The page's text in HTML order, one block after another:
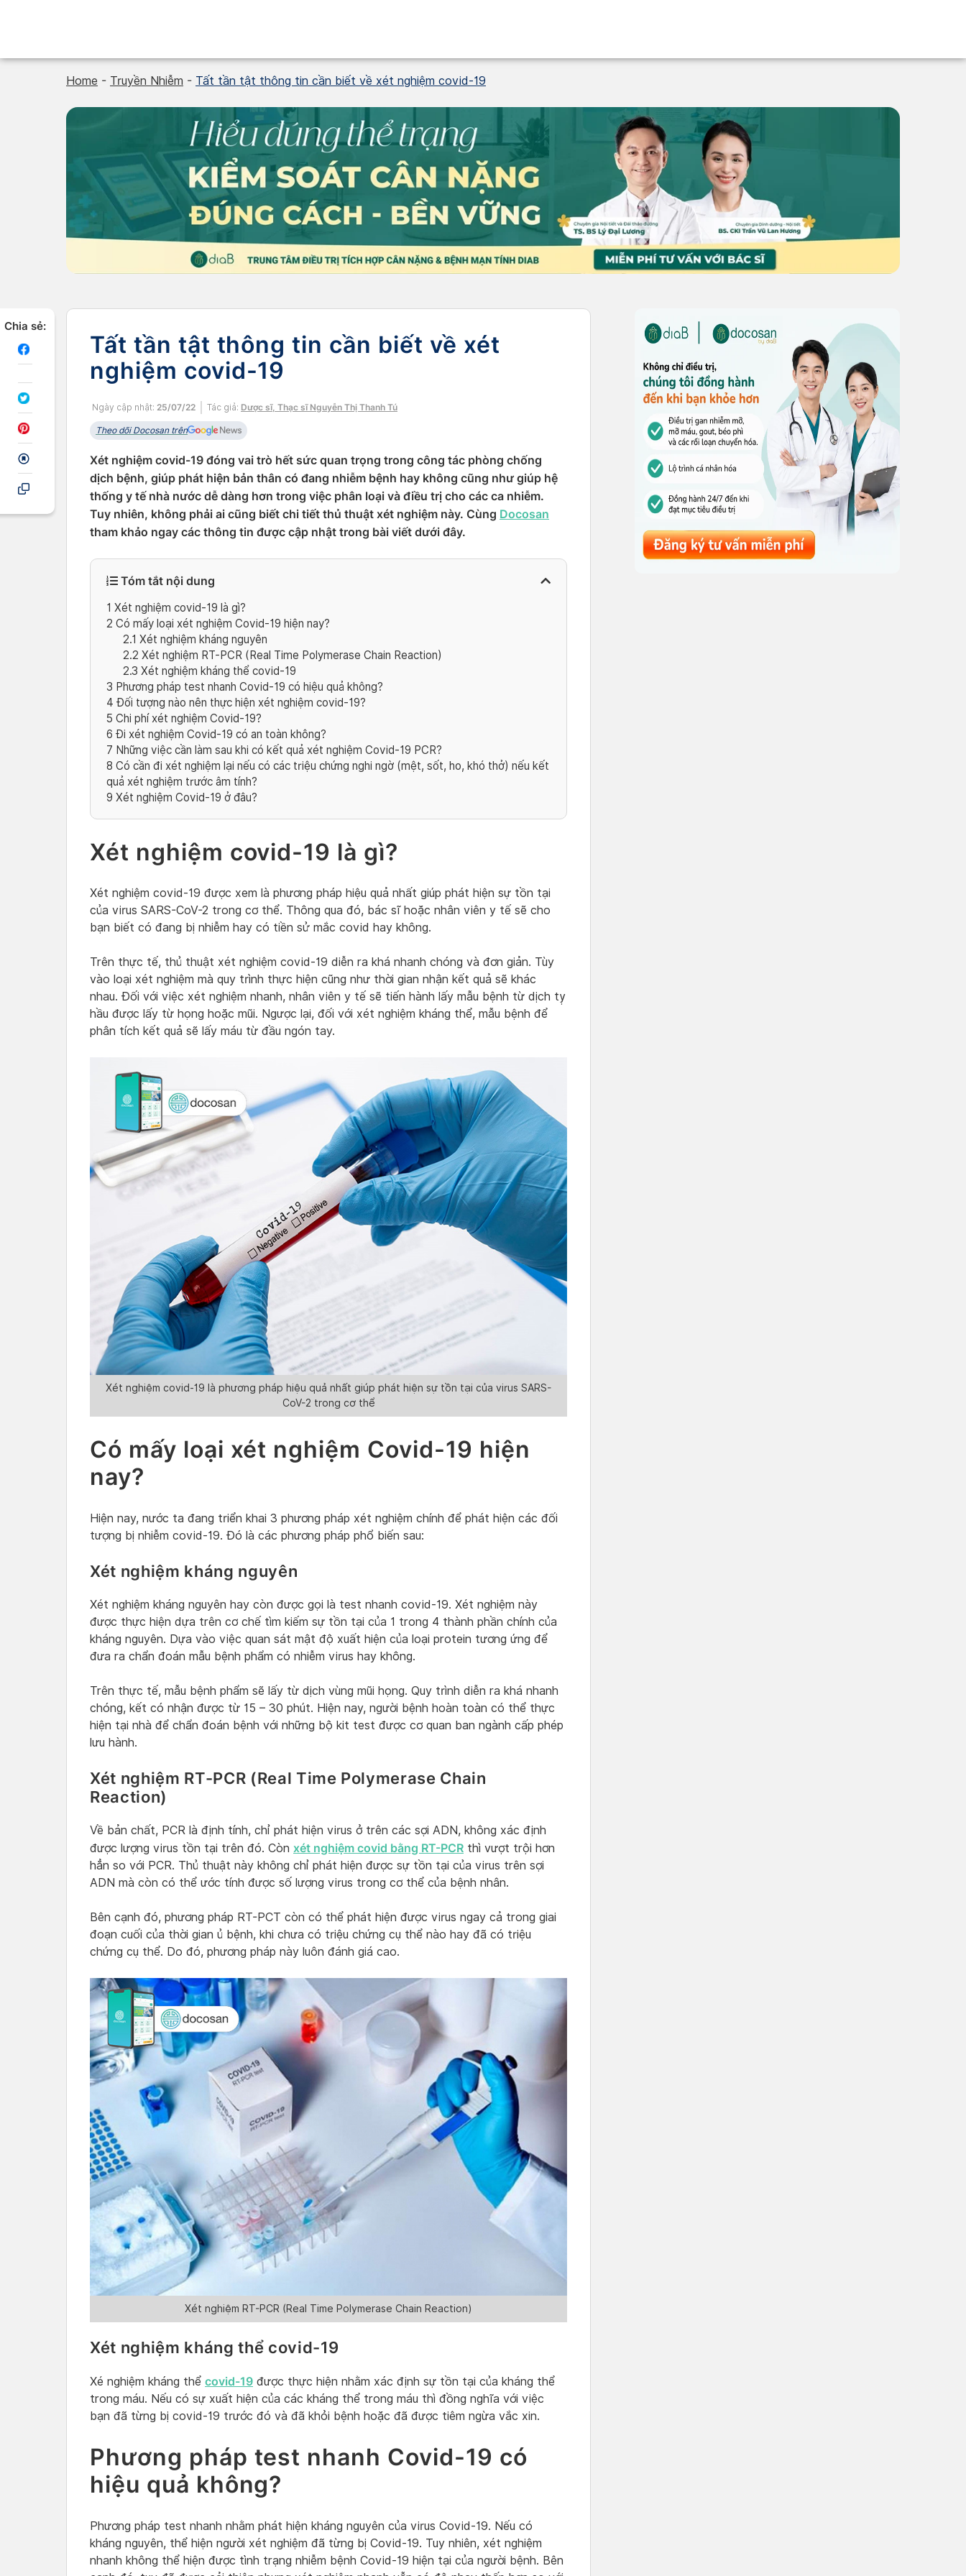
Home - Truyền Nhiễm - Tất tần tật thông tin cần biết về xét nghiệm covid-19
Chia sẻ:
Tất tần tật thông tin cần biết về xét
nghiệm covid-19
Ngày cập nhật: 25/07/22 Tác giả: Dược sĩ, Thạc sĩ Nguyễn Thị Thanh Tú
Theo dõi Docosan trên
Xét nghiệm covid-19 đóng vai trò hết sức quan trọng trong công tác phòng chống
dịch bệnh, giúp phát hiện bản thân có đang nhiễm bệnh hay không cũng như giúp hệ
thống y tế nhà nước dễ dàng hơn trong việc phân loại và điều trị cho các ca nhiễm.
Tuy nhiên, không phải ai cũng biết chi tiết thủ thuật xét nghiệm này. Cùng Docosan
tham khảo ngay các thông tin được cập nhật trong bài viết dưới đây.
Tóm tắt nội dung
1 Xét nghiệm covid-19 là gì?
2 Có mấy loại xét nghiệm Covid-19 hiện nay?
2.1 Xét nghiệm kháng nguyên
2.2 Xét nghiệm RT-PCR (Real Time Polymerase Chain Reaction)
2.3 Xét nghiệm kháng thể covid-19
3 Phương pháp test nhanh Covid-19 có hiệu quả không?
4 Đối tượng nào nên thực hiện xét nghiệm covid-19?
5 Chi phí xét nghiệm Covid-19?
6 Đi xét nghiệm Covid-19 có an toàn không?
7 Những việc cần làm sau khi có kết quả xét nghiệm Covid-19 PCR?
8 Có cần đi xét nghiệm lại nếu có các triệu chứng nghi ngờ (mệt, sốt, ho, khó thở) nếu kết
quả xét nghiệm trước âm tính?
9 Xét nghiệm Covid-19 ở đâu?
Xét nghiệm covid-19 là gì?
Xét nghiệm covid-19 được xem là phương pháp hiệu quả nhất giúp phát hiện sự tồn tại
của virus SARS-CoV-2 trong cơ thể. Thông qua đó, bác sĩ hoặc nhân viên y tế sẽ cho
bạn biết có đang bị nhiễm hay có tiền sử mắc covid hay không.
Trên thực tế, thủ thuật xét nghiệm covid-19 diễn ra khá nhanh chóng và đơn giản. Tùy
vào loại xét nghiệm mà quy trình thực hiện cũng như thời gian nhận kết quả sẽ khác
nhau. Đối với việc xét nghiệm nhanh, nhân viên y tế sẽ tiến hành lấy mẫu bệnh từ dịch tỵ
hầu được lấy từ họng hoặc mũi. Ngược lại, đối với xét nghiệm kháng thể, mẫu bệnh để
phân tích kết quả sẽ lấy máu từ đầu ngón tay.
Xét nghiệm covid-19 là phương pháp hiệu quả nhất giúp phát hiện sự tồn tại của virus SARS-
CoV-2 trong cơ thể
Có mấy loại xét nghiệm Covid-19 hiện
nay?
Hiện nay, nước ta đang triển khai 3 phương pháp xét nghiệm chính để phát hiện các đối
tượng bị nhiễm covid-19. Đó là các phương pháp phổ biến sau:
Xét nghiệm kháng nguyên
Xét nghiệm kháng nguyên hay còn được gọi là test nhanh covid-19. Xét nghiệm này
được thực hiện dựa trên cơ chế tìm kiếm sự tồn tại của 1 trong 4 thành phần chính của
kháng nguyên. Dựa vào việc quan sát mật độ xuất hiện của loại protein tương ứng để
đưa ra chẩn đoán mẫu bệnh phẩm có nhiễm virus hay không.
Trên thực tế, mẫu bệnh phẩm sẽ lấy từ dịch vùng mũi họng. Quy trình diễn ra khá nhanh
chóng, kết có nhận được từ 15 – 30 phút. Hiện nay, người bệnh hoàn toàn có thể thực
hiện tại nhà để chẩn đoán bệnh với những bộ kit test được cơ quan ban ngành cấp phép
lưu hành.
Xét nghiệm RT-PCR (Real Time Polymerase Chain
Reaction)
Về bản chất, PCR là định tính, chỉ phát hiện virus ở trên các sợi ADN, không xác định
được lượng virus tồn tại trên đó. Còn xét nghiệm covid bằng RT-PCR thì vượt trội hơn
hẳn so với PCR. Thủ thuật này không chỉ phát hiện được sự tồn tại của virus trên sợi
ADN mà còn có thể ước tính được số lượng virus trong cơ thể của bệnh nhân.
Bên cạnh đó, phương pháp RT-PCT còn có thể phát hiện được virus ngay cả trong giai
đoạn cuối của thời gian ủ bệnh, khi chưa có triệu chứng cụ thể nào hay đã có triệu
chứng cụ thể. Do đó, phương pháp này luôn đánh giá cao.
Xét nghiệm RT-PCR (Real Time Polymerase Chain Reaction)
Xét nghiệm kháng thể covid-19
Xé nghiệm kháng thể covid-19 được thực hiện nhằm xác định sự tồn tại của kháng thể
trong máu. Nếu có sự xuất hiện của các kháng thể trong máu thì đồng nghĩa với việc
bạn đã từng bị covid-19 trước đó và đã khỏi bệnh hoặc đã được tiêm ngừa vắc xin.
Phương pháp test nhanh Covid-19 có
hiệu quả không?
Phương pháp test nhanh nhằm phát hiện kháng nguyên của virus Covid-19. Nếu có
kháng nguyên, thể hiện người xét nghiệm đã từng bị Covid-19. Tuy nhiên, xét nghiệm
nhanh không thể hiện được tình trạng nhiễm bệnh Covid-19 hiện tại của người bệnh. Bên